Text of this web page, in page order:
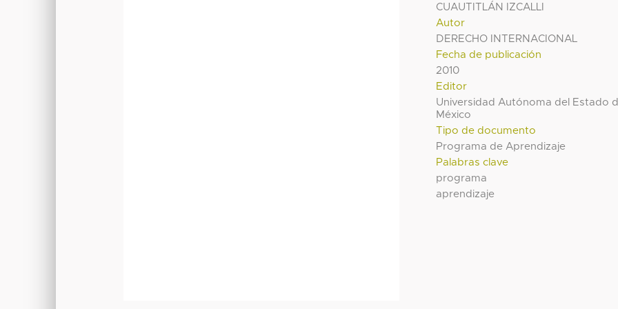
CUAUTITLÁN IZCALLI
Autor
DERECHO INTERNACIONAL
Fecha de publicación
2010
Editor
Universidad Autónoma del Estado
México
Tipo de documento
Programa de Aprendizaje
Palabras clave
programa
aprendizaje